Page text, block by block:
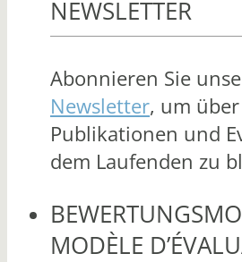
NEWSLETTER
Abonnieren Sie
Newsletter, um
Publikationen und
dem Laufenden zu
MODÈLE